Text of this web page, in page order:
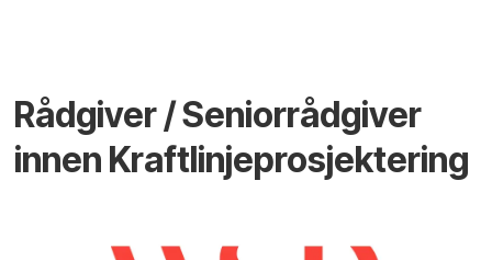
Rådgiver / Seniorrådgiver
innen Kraftlinjeprosjektering